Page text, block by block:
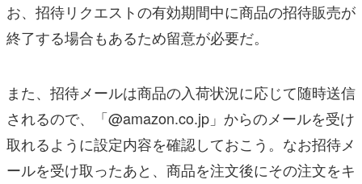
お、招待リクエストの有効期間中に商品の招待販売が
終了する場合もあるため留意が必要だ。
また、招待メールは商品の入荷状況に応じて随時送信
されるので、「@amazon.co.jp」からのメールを受け
取れるように設定内容を確認しておこう。なお招待メ
ールを受け取ったあと、商品を注文後にその注文をキ